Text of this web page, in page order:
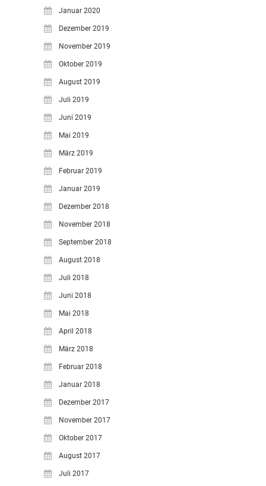
Januar 2020
Dezember 2019
November 2019
Oktober 2019
August 2019
Juli 2019
Juni 2019
Mai 2019
März 2019
Februar 2019
Januar 2019
Dezember 2018
November 2018
September 2018
August 2018
Juli 2018
Juni 2018
Mai 2018
April 2018
März 2018
Februar 2018
Januar 2018
Dezember 2017
November 2017
Oktober 2017
August 2017
Juli 2017